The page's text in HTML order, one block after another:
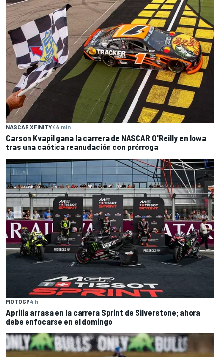
NASCAR XFINITY44 min
Carson Kvapil gana la carrera de NASCAR O'Reilly en Iowa
tras una caótica reanudación con prórroga
MOTOGP4 h
Aprilia arrasa en la carrera Sprint de Silverstone; ahora
debe enfocarse en el domingo